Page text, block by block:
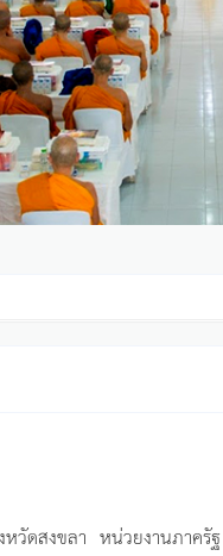
วัดสงขลา หน่วยงานภาค